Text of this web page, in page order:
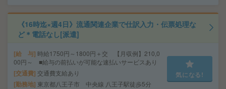
《16時迄×週4日》流通関連企業で仕訳入力・伝票処理な
ど＊電話なし[派遣]
給 与 時給1750円～1800円＋交 【月収例】210,0
00円～ ■給与の前払いが可能な速払いサービスあり
交通費 交通費支給あり
勤務地 東京都八王子市 中央線 八王子駅徒歩5分
気になる!